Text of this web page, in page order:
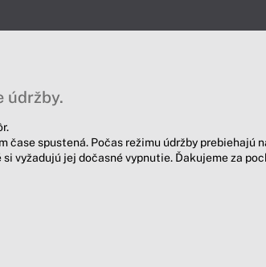
údržby.
čase spustená. Počas režimu údržby prebiehajú
vyžadujú jej dočasné vypnutie. Ďakujeme za